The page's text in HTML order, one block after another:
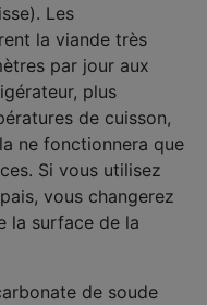
Les
la viande très
par jour aux
plus
de cuisson,
ne fonctionnera que
Si vous utilisez
vous changerez
la surface de la
de soude